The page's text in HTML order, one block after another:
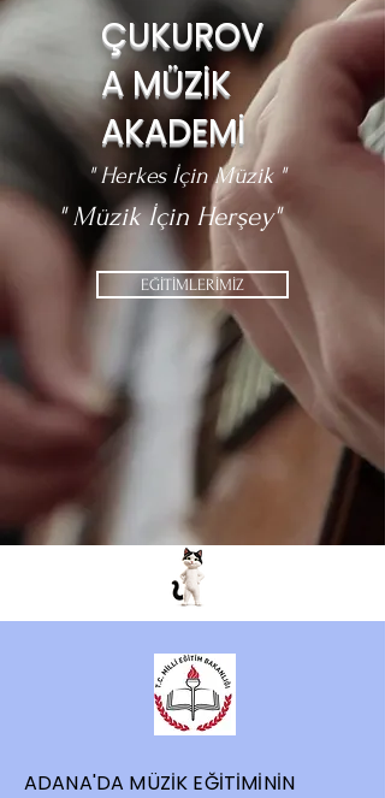
ÇUKUROV
A MÜZİK
AKADEMİ
" Herkes İçin Müzik "
" Müzik İçin Herşey"
EĞİTİMLERİMİZ
ADANA'DA MÜZİK EĞİTİMİNİN